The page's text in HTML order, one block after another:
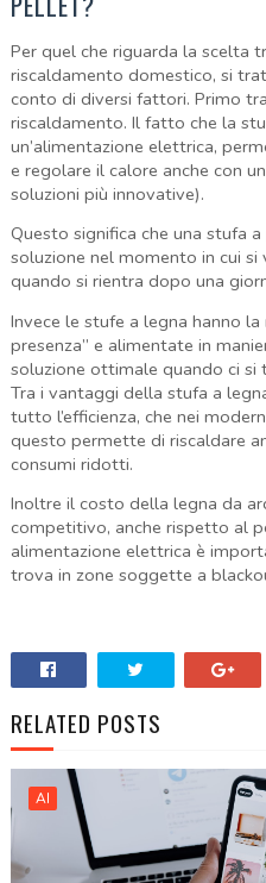
Per quel che riguarda la scelta
riscaldamento domestico, si
conto di diversi fattori. Primo
riscaldamento. Il fatto che la
un’alimentazione elettrica,
e regolare il calore anche con
soluzioni più innovative).
Questo significa che una stufa
soluzione nel momento in cui
quando si rientra dopo una
Invece le stufe a legna hanno la
presenza” e alimentate in
soluzione ottimale quando ci si
Tra i vantaggi della stufa a
tutto l’efficienza, che nei
questo permette di riscaldare
consumi ridotti.
Inoltre il costo della legna da
competitivo, anche rispetto al
alimentazione elettrica è
trova in zone soggette a
RELATED POSTS
AI